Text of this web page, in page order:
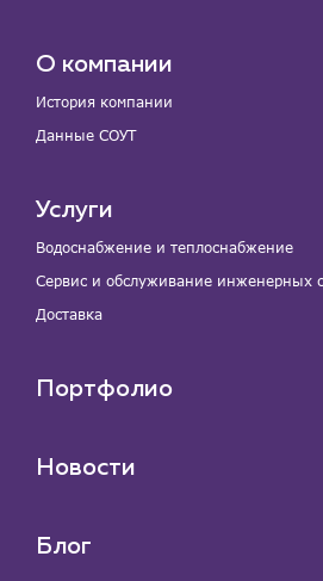
О компании
История компании
Данные СОУТ
Услуги
Водоснабжение и теплоснабжение
Сервис и обслуживание инженерных
Доставка
Портфолио
Новости
Блог